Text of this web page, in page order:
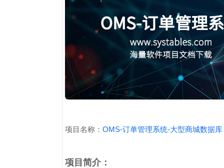
项目名称： OMS-订单管理系统-大型商城数据库
项目简介：